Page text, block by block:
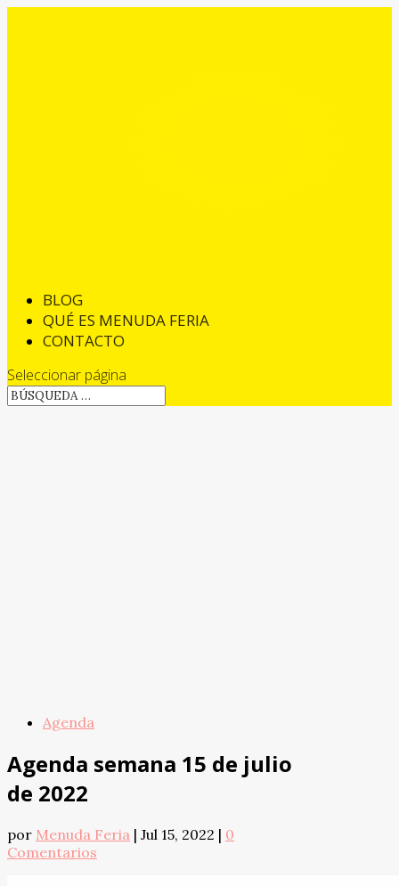
BLOG
QUÉ ES MENUDA FERIA
CONTACTO
Seleccionar página
Agenda
Agenda semana 15 de julio
de 2022
por Menuda Feria | Jul 15, 2022 | 0
Comentarios